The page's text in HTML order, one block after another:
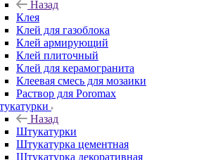
Назад
Клея
Клей для газоблока
Клей армирующий
Клей плиточный
Клей для керамогранита
Клеевая смесь для мозаики
Раствор для Poromax
Назад
Штукатурки
Штукатурка цементная
Штукатурка декоративная